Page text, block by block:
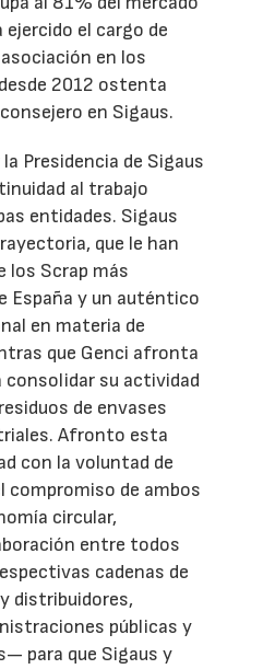
ejercido el cargo de
en los
2012 ostenta
en Sigaus.
Presidencia de Sigaus
al trabajo
entidades. Sigaus
que le han
los Scrap más
España y un auténtico
en materia de
que Genci afronta
consolidar su actividad
de envases
Afronto esta
con la voluntad de
compromiso de ambos
circular,
entre todos
cadenas de
distribuidores,
públicas y
para que Sigaus y